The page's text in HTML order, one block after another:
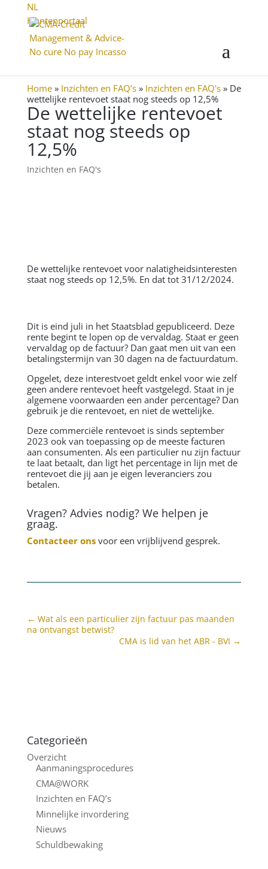
NL
Klantenportaal
Home» Inzichten en FAQ’s» Inzichten en FAQ's» De
wettelijke rentevoet staat nog steeds op 12,5%
De wettelijke rentevoet
staat nog steeds op
12,5%
Inzichten en FAQ's
De wettelijke rentevoet voor nalatigheidsinteresten
staat nog steeds op 12,5%. En dat tot 31/12/2024.
Dit is eind juli in het Staatsblad gepubliceerd. Deze
rente begint te lopen op de vervaldag. Staat er geen
vervaldag op de factuur? Dan gaat men uit van een
betalingstermijn van 30 dagen na de factuurdatum.
Opgelet, deze interestvoet geldt enkel voor wie zelf
geen andere rentevoet heeft vastgelegd. Staat in je
algemene voorwaarden een ander percentage? Dan
gebruik je die rentevoet, en niet de wettelijke.
Deze commerciële rentevoet is sinds september
2023 ook van toepassing op de meeste facturen
aan consumenten. Als een particulier nu zijn factuur
te laat betaalt, dan ligt het percentage in lijn met de
rentevoet die jij aan je eigen leveranciers zou
betalen.
Vragen? Advies nodig? We helpen je
graag.
Contacteer onsvoor een vrijblijvend gesprek.
← Wat als een particulier zijn factuur pas maanden
na ontvangst betwist?
CMA is lid van het ABR - BVI →
Categorieën
Overzicht
Aanmaningsprocedures
CMA@WORK
Inzichten en FAQ’s
Minnelijke invordering
Nieuws
Schuldbewaking